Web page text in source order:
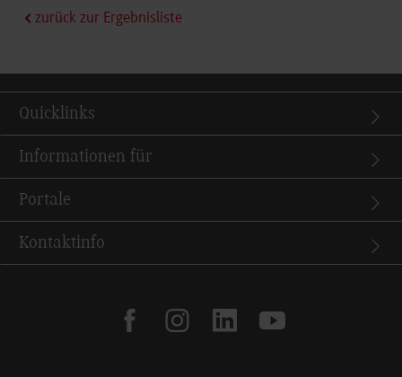
zurück zur Ergebnisliste
Quicklinks
Informationen für
Portale
Kontaktinfo
facebookinstagramlinkedinyoutube